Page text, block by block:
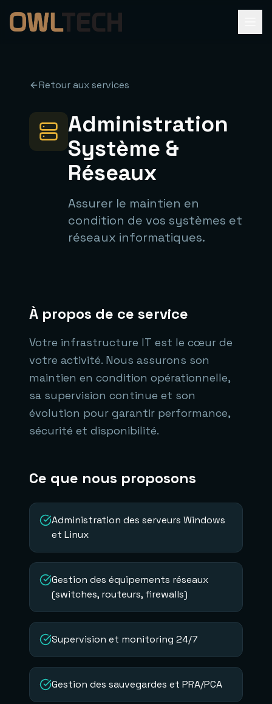
Retour aux services
Administration
Système &
Réseaux
Assurer le maintien en
condition de vos systèmes et
réseaux informatiques.
À propos de ce service
Votre infrastructure IT est le cœur de
votre activité. Nous assurons son
maintien en condition opérationnelle,
sa supervision continue et son
évolution pour garantir performance,
sécurité et disponibilité.
Ce que nous proposons
Administration des serveurs Windows
et Linux
Gestion des équipements réseaux
(switches, routeurs, firewalls)
Supervision et monitoring 24/7
Gestion des sauvegardes et PRA/PCA